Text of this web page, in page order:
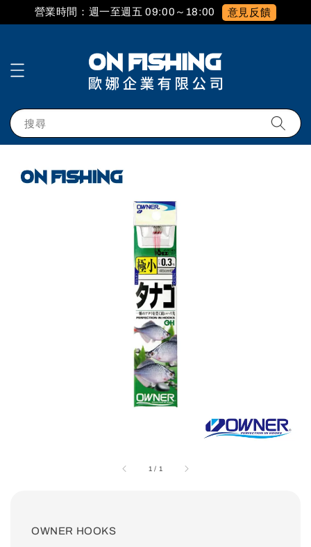
營業時間：週一至週五 09:00～18:00 意見反饋
搜尋
1 / 1
OWNER HOOKS